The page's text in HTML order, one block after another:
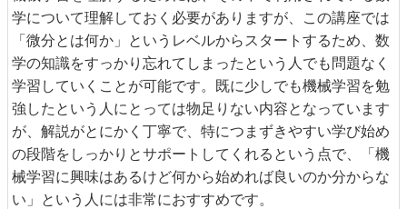
学について理解しておく必要がありますが、この講座では
「微分とは何か」というレベルからスタートするため、数
学の知識をすっかり忘れてしまったという人でも問題なく
学習していくことが可能です。既に少しでも機械学習を勉
強したという人にとっては物足りない内容となっています
が、解説がとにかく丁寧で、特につまずきやすい学び始め
の段階をしっかりとサポートしてくれるという点で、「機
械学習に興味はあるけど何から始めれば良いのか分からな
い」という人には非常におすすめです。